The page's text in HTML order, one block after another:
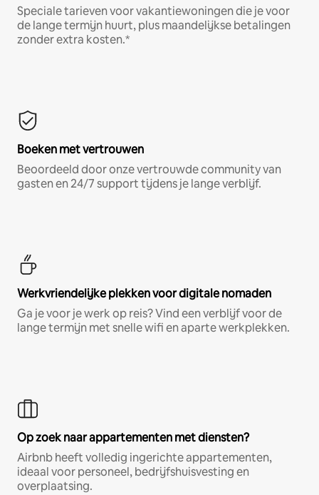
Speciale tarieven voor vakantiewoningen die je voor
de lange termijn huurt, plus maandelijkse betalingen
zonder extra kosten.*
Boeken met vertrouwen
Beoordeeld door onze vertrouwde community van
gasten en 24/7 support tijdens je lange verblijf.
Werkvriendelijke plekken voor digitale nomaden
Ga je voor je werk op reis? Vind een verblijf voor de
lange termijn met snelle wifi en aparte werkplekken.
Op zoek naar appartementen met diensten?
Airbnb heeft volledig ingerichte appartementen,
ideaal voor personeel, bedrijfshuisvesting en
overplaatsing.